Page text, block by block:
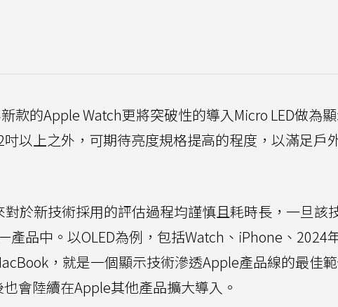
款的Apple Watch更將突破性的導入Micro LED做為
以上之外，可期待亮度規格提高的程度，以滿足戶
於新技術採用的評估過程均謹慎且耗時長，一旦該
產品中。以OLED為例，包括Watch、iPhone、2024
，就是一個顯示技術滲透Apple產品線的最佳
會陸續在Apple其他產品擴大導入。